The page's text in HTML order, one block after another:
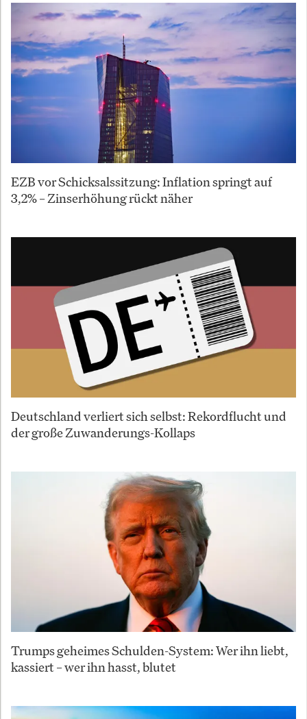
EZB vor Schicksalssitzung: Inflation springt auf
3,2% – Zinserhöhung rückt näher
Deutschland verliert sich selbst: Rekordflucht und
der große Zuwanderungs-Kollaps
Trumps geheimes Schulden-System: Wer ihn liebt,
kassiert – wer ihn hasst, blutet